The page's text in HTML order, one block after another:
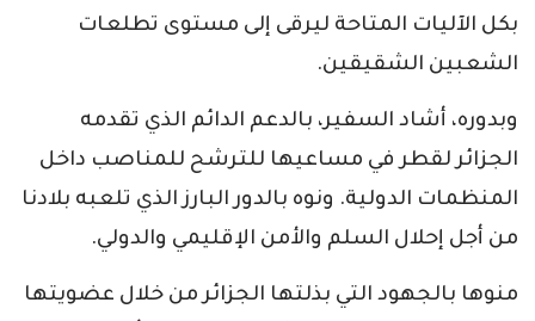
بكل الآليات المتاحة ليرقى إلى مستوى تطلعات
الشعبين الشقيقين.
وبدوره، أشاد السفير، بالدعم الدائم الذي تقدمه
الجزائر لقطر في مساعيها للترشح للمناصب داخل
المنظمات الدولية. ونوه بالدور البارز الذي تلعبه بلادنا
من أجل إحلال السلم والأمن الإقليمي والدولي.
منوها بالجهود التي بذلتها الجزائر من خلال عضويتها